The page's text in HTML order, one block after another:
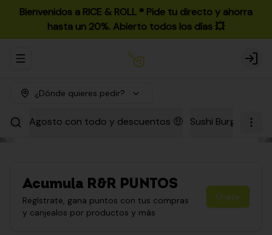
Bienvenidos a RICE & ROLL ®️ Pide tu directo y ahorra
hasta un 20%. Abierto todos los días 💥
Abrir menu de navegación Login
¿Dónde quieres pedir?
Agosto con todo y descuentos 🤑 Sushi Burgers
Acumula R&R PUNTOS
Regístrate, gana puntos con tus compras
y canjealos por productos y más
Únete